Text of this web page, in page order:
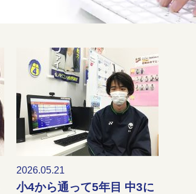
2026.05.21
小4から通って5年目 中3に